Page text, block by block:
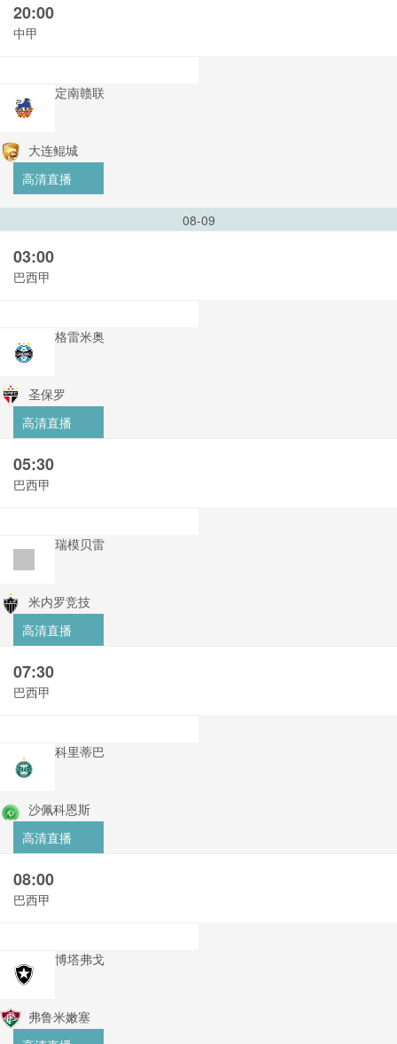
20:00
中甲
定南赣联
大连鲲城
高清直播
08-09
03:00
巴西甲
格雷米奥
圣保罗
高清直播
05:30
巴西甲
瑞模贝雷
米内罗竞技
高清直播
07:30
巴西甲
科里蒂巴
沙佩科恩斯
高清直播
08:00
巴西甲
博塔弗戈
弗鲁米嫩塞